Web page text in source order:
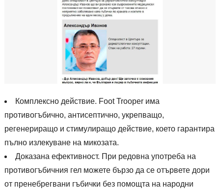
Комплексно действие. Foot Trooper има
противогъбично, антисептично, укрепващо,
регенериращо и стимулиращо действие, което гарантира
пълно излекуване на микозата.
Доказана ефективност. При редовна употреба на
противогъбичния гел можете бързо да се отървете дори
от пренебрегвани гъбички без помощта на народни